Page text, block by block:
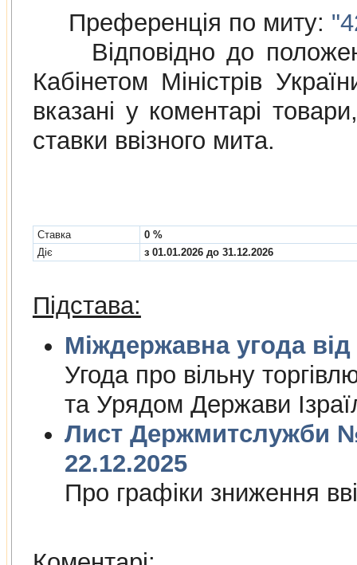
Преференція по миту:
Відповідно до
Кабінетом Міністрів
вказані у коментарі
ставки ввізного мита.
Cтавка
0 %
Діє
з 01.01.2026 до 31.12.2026
Підстава:
Угода про вiльну
та Урядом Держави
Лист Держмитслужби №
22.12.2025
Про графiки зниження